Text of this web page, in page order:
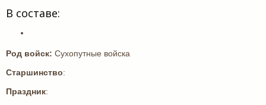
В составе:
Род войск: Сухопутные войска
Старшинство:
Праздник: